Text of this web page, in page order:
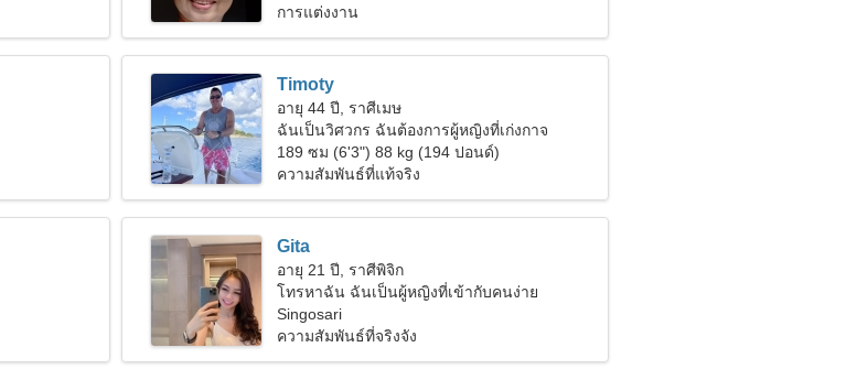
การแต่งงาน
Timoty
อายุ 44 ปี, ราศีเมษ
ฉันเป็นวิศวกร ฉันต้องการผู้หญิงที่เก่งกาจ
189 ซม (6'3") 88 kg (194 ปอนด์)
ความสัมพันธ์ที่แท้จริง
Gita
อายุ 21 ปี, ราศีพิจิก
โทรหาฉัน ฉันเป็นผู้หญิงที่เข้ากับคนง่าย
Singosari
ความสัมพันธ์ที่จริงจัง